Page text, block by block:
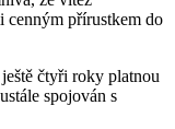
cenným přírustkem do
čtyři roky platnou
spojován s